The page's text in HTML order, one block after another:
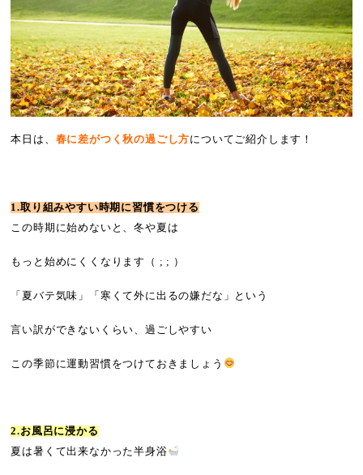
本日は、 春に差がつく秋の過ごし方についてご紹介します！
1.取り組みやすい時期に習慣をつける
この時期に始めないと、冬や夏は
もっと始めにくくなります（ ; ; ）
「夏バテ気味」「寒くて外に出るの嫌だな」という
言い訳ができないくらい、過ごしやすい
この季節に運動習慣をつけておきましょう
2.お風呂に浸かる
夏は暑くて出来なかった半身浴